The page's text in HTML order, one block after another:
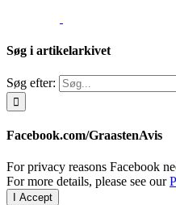
Søg i artikelarkivet
Søg efter:
Facebook.com/GraastenAvis
For privacy reasons Facebook
For more details, please see our
I Accept